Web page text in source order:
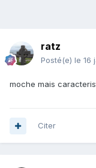
ratz
Posté(e) le 16
moche mais
Citer